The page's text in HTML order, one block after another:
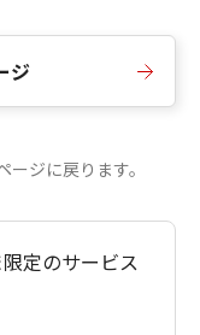
ジ
ジに戻ります。
定のサービス